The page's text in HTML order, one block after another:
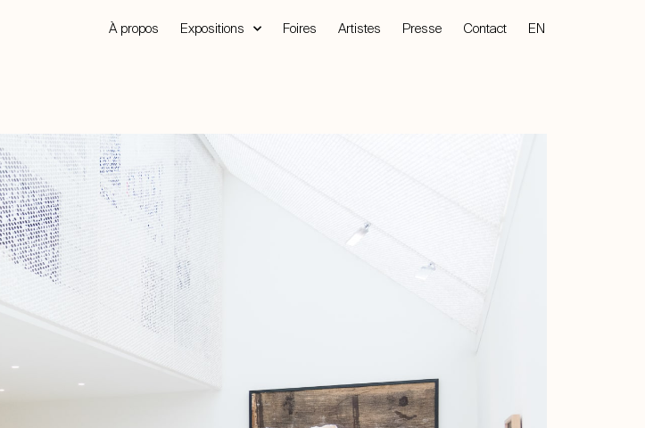
À propos Expositions Foires Artistes Presse Contact EN